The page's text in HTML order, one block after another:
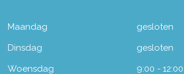
Maandag
gesloten
Dinsdag
gesloten
Woensdag
9:00 - 12:00